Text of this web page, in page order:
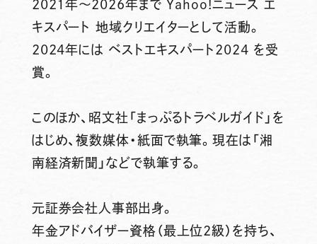
2021年～2026年まで Yahoo!ニュース エ
キスパート 地域クリエイターとして活動。
2024年には ベストエキスパート2024 を受
賞。
このほか、昭文社「まっぷるトラベルガイド」を
はじめ、複数媒体・紙面で執筆。現在は「湘
南経済新聞」などで執筆する。
元証券会社人事部出身。
年金アドバイザー資格（最上位2級）を持ち、